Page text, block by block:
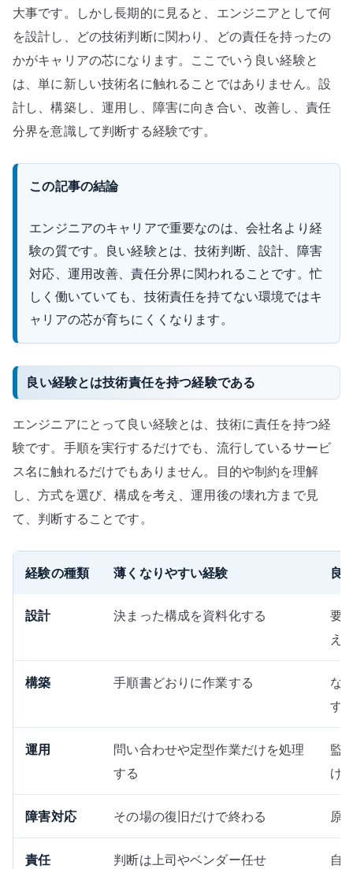
ま
る
技
術
責
任
持
へ
大事です。しかし長期的に見ると、エンジニアとして何
を設計し、どの技術判断に関わり、どの責任を持ったの
かがキャリアの芯になります。ここでいう良い経験と
は、単に新しい技術名に触れることではありません。設
計し、構築し、運用し、障害に向き合い、改善し、責任
分界を意識して判断する経験です。
この記事の結論
エンジニアのキャリアで重要なのは、会社名より経
験の質です。良い経験とは、技術判断、設計、障害
対応、運用改善、責任分界に関われることです。忙
しく働いていても、技術責任を持てない環境ではキ
ャリアの芯が育ちにくくなります。
良い経験とは技術責任を持つ経験である
エンジニアにとって良い経験とは、技術に責任を持つ経
験です。手順を実行するだけでも、流行しているサービ
ス名に触れるだけでもありません。目的や制約を理解
し、方式を選び、構成を考え、運用後の壊れ方まで見
て、判断することです。
経験の種類 薄くなりやすい経験 良
設計 決まった構成を資料化する
要
え
構築 手順書どおりに作業する
な
す
運用
問い合わせや定型作業だけを処理
する
監
げ
障害対応 その場の復旧だけで終わる 原
責任 判断は上司やベンダー任せ 自